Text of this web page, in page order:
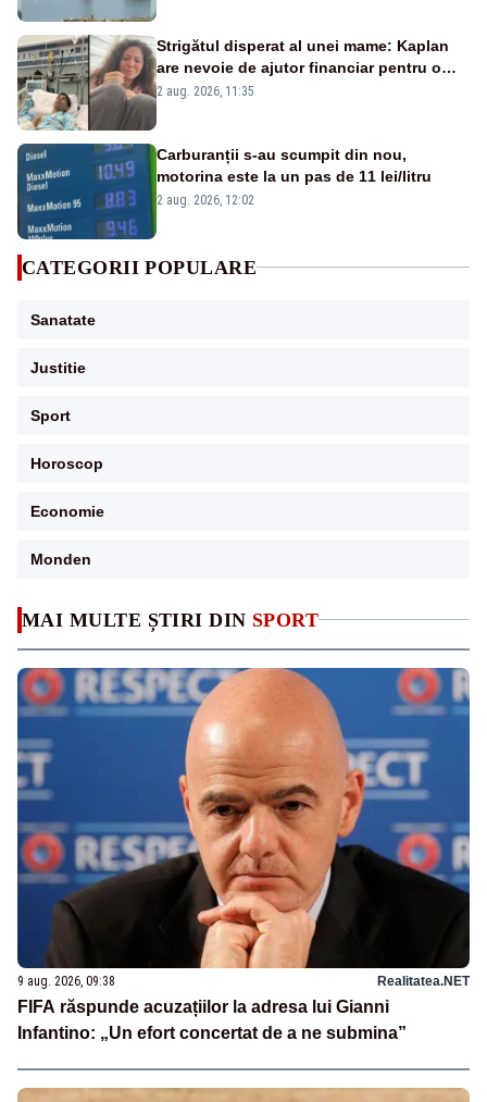
MAI MULTE ȘTIRI DIN SPORT
9 aug. 2026, 09:38 Realitatea.NET
FIFA răspunde acuzațiilor la adresa lui Gianni
Infantino: „Un efort concertat de a ne submina”
Strigătul disperat al unei mame: Kaplan
are nevoie de ajutor financiar pentru o
viață normală
2 aug. 2026, 11:35
Carburanții s-au scumpit din nou,
motorina este la un pas de 11 lei/litru
2 aug. 2026, 12:02
CATEGORII POPULARE
Sanatate
Justitie
Sport
Horoscop
Economie
Monden